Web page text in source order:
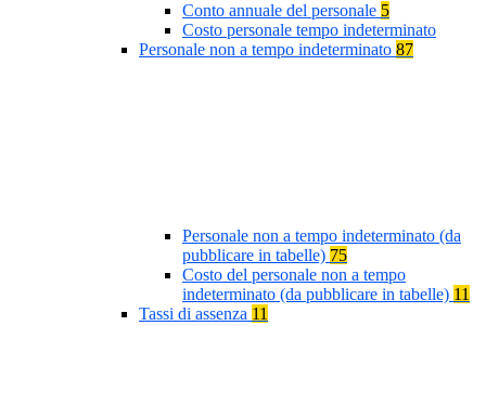
Conto annuale del personale 5
Costo personale tempo indeterminato
Personale non a tempo indeterminato 87
Personale non a tempo indeterminato (da
pubblicare in tabelle) 75
Costo del personale non a tempo
indeterminato (da pubblicare in tabelle) 11
Tassi di assenza 11